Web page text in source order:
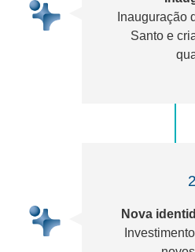
Inauguração
Santo e
Nova